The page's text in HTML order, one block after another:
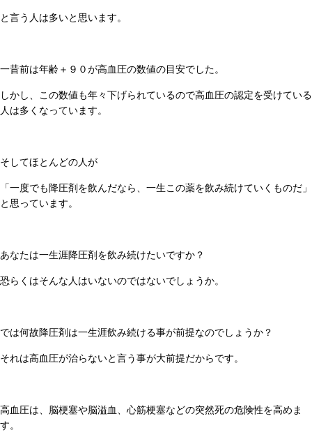
と言う人は多いと思います。
一昔前は年齢＋９０が高血圧の数値の目安でした。
しかし、この数値も年々下げられているので高血圧の認定を受けている
人は多くなっています。
そしてほとんどの人が
「一度でも降圧剤を飲んだなら、一生この薬を飲み続けていくものだ」
と思っています。
あなたは一生涯降圧剤を飲み続けたいですか？
恐らくはそんな人はいないのではないでしょうか。
では何故降圧剤は一生涯飲み続ける事が前提なのでしょうか？
それは高血圧が治らないと言う事が大前提だからです。
高血圧は、脳梗塞や脳溢血、心筋梗塞などの突然死の危険性を高めま
す。